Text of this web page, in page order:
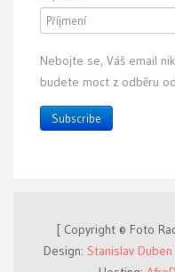
Nebojte se, Váš email
budete moct z odběru
Subscribe
[ Copyright © Foto
Design: Stanislav Duben